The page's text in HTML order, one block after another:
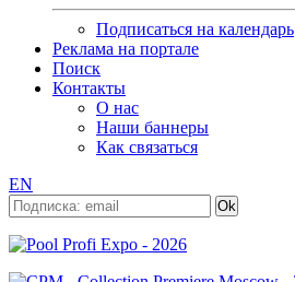
Подписаться на календарь
Реклама на портале
Поиск
Контакты
О нас
Наши баннеры
Как связаться
EN